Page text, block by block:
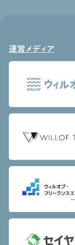
運営メディア